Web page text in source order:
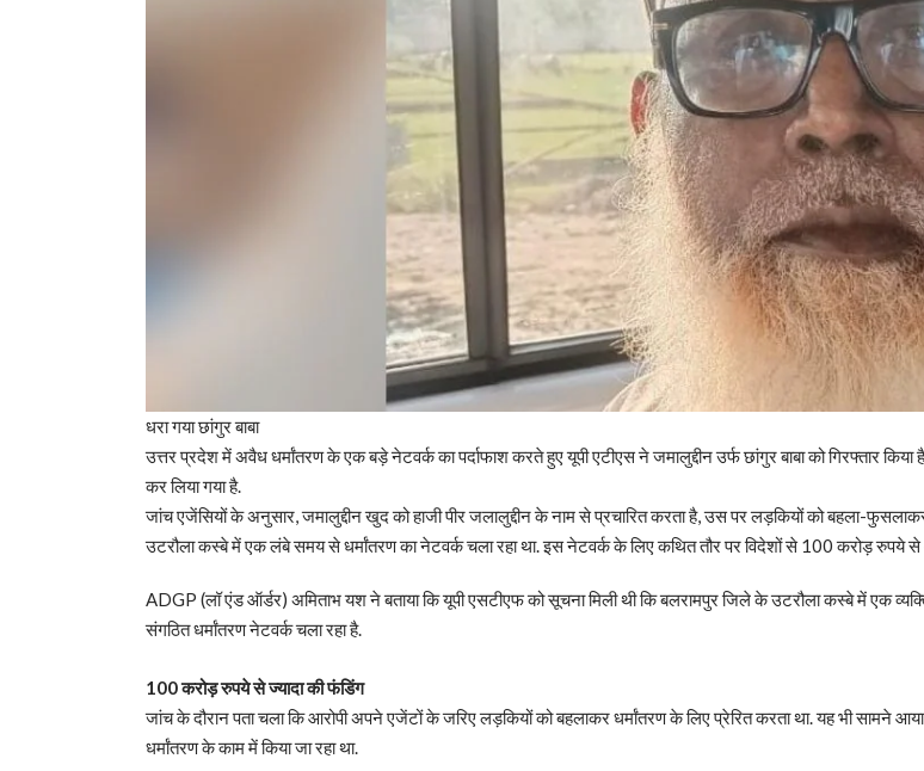
धरा गया छांगुर बाबा
उत्तर प्रदेश में अवैध धर्मांतरण के एक बड़े नेटवर्क का पर्दाफाश करते हुए यूपी एटीएस ने जमालुद्दीन उर्फ छांगुर बाबा को गिरफ्तार
कर लिया गया है.
जांच एजेंसियों के अनुसार, जमालुद्दीन खुद को हाजी पीर जलालुद्दीन के नाम से प्रचारित करता है, उस पर लड़कियों को बहला-
उटरौला कस्बे में एक लंबे समय से धर्मांतरण का नेटवर्क चला रहा था. इस नेटवर्क के लिए कथित तौर पर विदेशों से 100 करोड़ रुपये
ADGP (लॉ एंड ऑर्डर) अमिताभ यश ने बताया कि यूपी एसटीएफ को सूचना मिली थी कि बलरामपुर जिले के उटरौला कस्बे में एक व्यक्ति
संगठित धर्मांतरण नेटवर्क चला रहा है.
100 करोड़ रुपये से ज्यादा की फंडिंग
जांच के दौरान पता चला कि आरोपी अपने एजेंटों के जरिए लड़कियों को बहलाकर धर्मांतरण के लिए प्रेरित करता था. यह भी सामने
धर्मांतरण के काम में किया जा रहा था.